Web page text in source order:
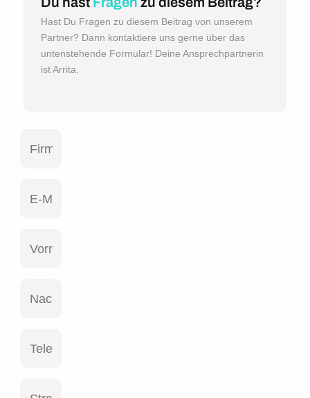
Hast Du Fragen zu diesem Beitrag von unserem
Partner? Dann kontaktiere uns gerne über das
untenstehende Formular! Deine Ansprechpartnerin
ist Arrita.